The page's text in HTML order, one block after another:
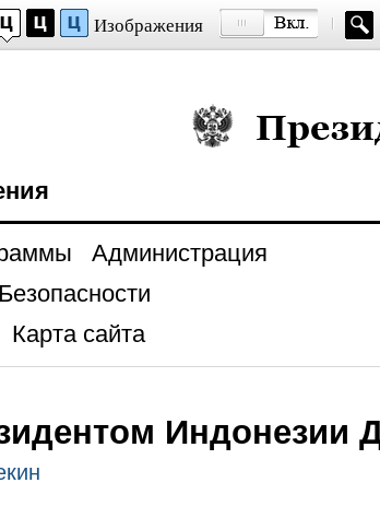
Изображения
Президент
Администрация
Карта сайта
Индонезии